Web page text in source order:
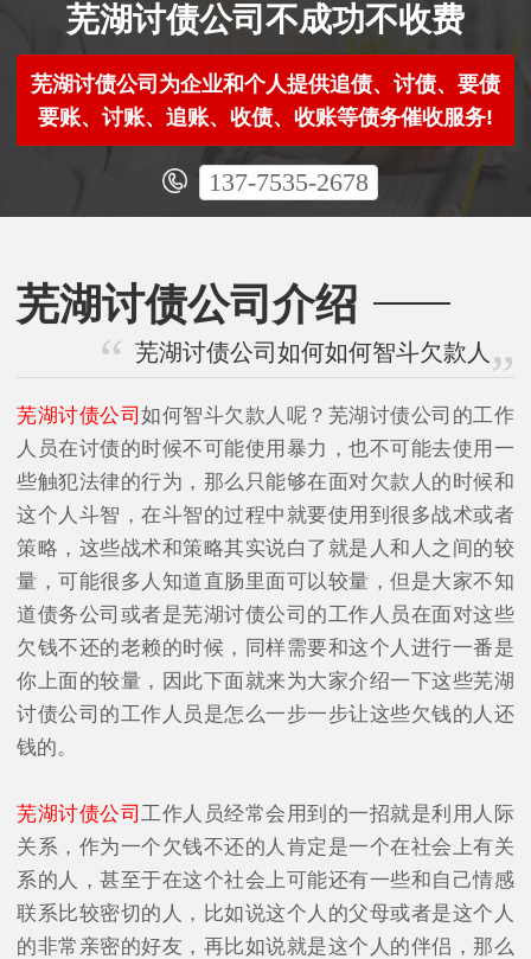
芜湖讨债公司不成功不收费
芜湖讨债公司为企业和个人提供追债、讨债、要债
要账、讨账、追账、收债、收账等债务催收服务!
137-7535-2678
芜湖讨债公司介绍
芜湖讨债公司如何如何智斗欠款人
芜湖讨债公司如何智斗欠款人呢？芜湖讨债公司的工作
人员在讨债的时候不可能使用暴力，也不可能去使用一
些触犯法律的行为，那么只能够在面对欠款人的时候和
这个人斗智，在斗智的过程中就要使用到很多战术或者
策略，这些战术和策略其实说白了就是人和人之间的较
量，可能很多人知道直肠里面可以较量，但是大家不知
道债务公司或者是芜湖讨债公司的工作人员在面对这些
欠钱不还的老赖的时候，同样需要和这个人进行一番是
你上面的较量，因此下面就来为大家介绍一下这些芜湖
讨债公司的工作人员是怎么一步一步让这些欠钱的人还
钱的。
芜湖讨债公司工作人员经常会用到的一招就是利用人际
关系，作为一个欠钱不还的人肯定是一个在社会上有关
系的人，甚至于在这个社会上可能还有一些和自己情感
联系比较密切的人，比如说这个人的父母或者是这个人
的非常亲密的好友，再比如说就是这个人的伴侣，那么